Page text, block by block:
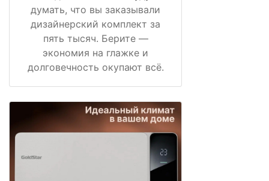
думать, что вы заказывали
дизайнерский комплект за
пять тысяч. Берите —
экономия на глажке и
долговечность окупают всё.